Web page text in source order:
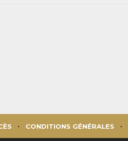
CONDITIONS GÉNÉRALES